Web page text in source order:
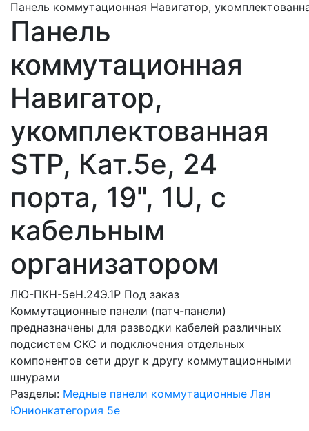
Панель
коммутационная
Навигатор,
укомплектованная
STP, Кат.5e, 24
порта, 19", 1U, с
кабельным
организатором
ЛЮ-ПКН-5eН.24Э.1Р Под заказ
Коммутационные панели (патч-панели)
предназначены для разводки кабелей различных
подсистем СКС и подключения отдельных
компонентов сети друг к другу коммутационными
шнурами
Разделы: Медные панели коммутационные Лан
Юнионкатегория 5e